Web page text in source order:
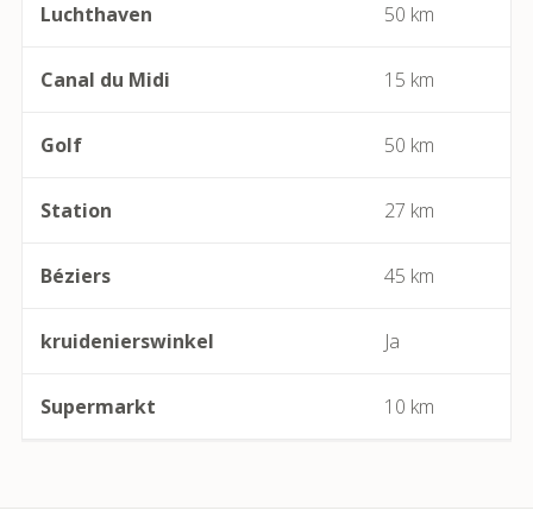
Béziers
Bize-Minervois
Boujan-sur-Libron
Boutenac
Cabrerolles
Cailhau
Capendu
Luchthaven 50 km
Canal du Midi 15 km
Golf 50 km
Station 27 km
Béziers 45 km
kruidenierswinkel Ja
Supermarkt 10 km